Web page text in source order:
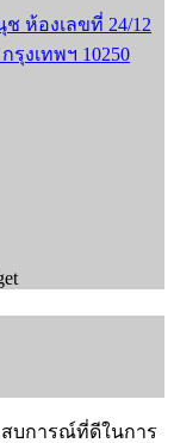
ห้องเลขที่ 24/12
รุงเทพฯ 10250
บการณ์ที่ดีในการ